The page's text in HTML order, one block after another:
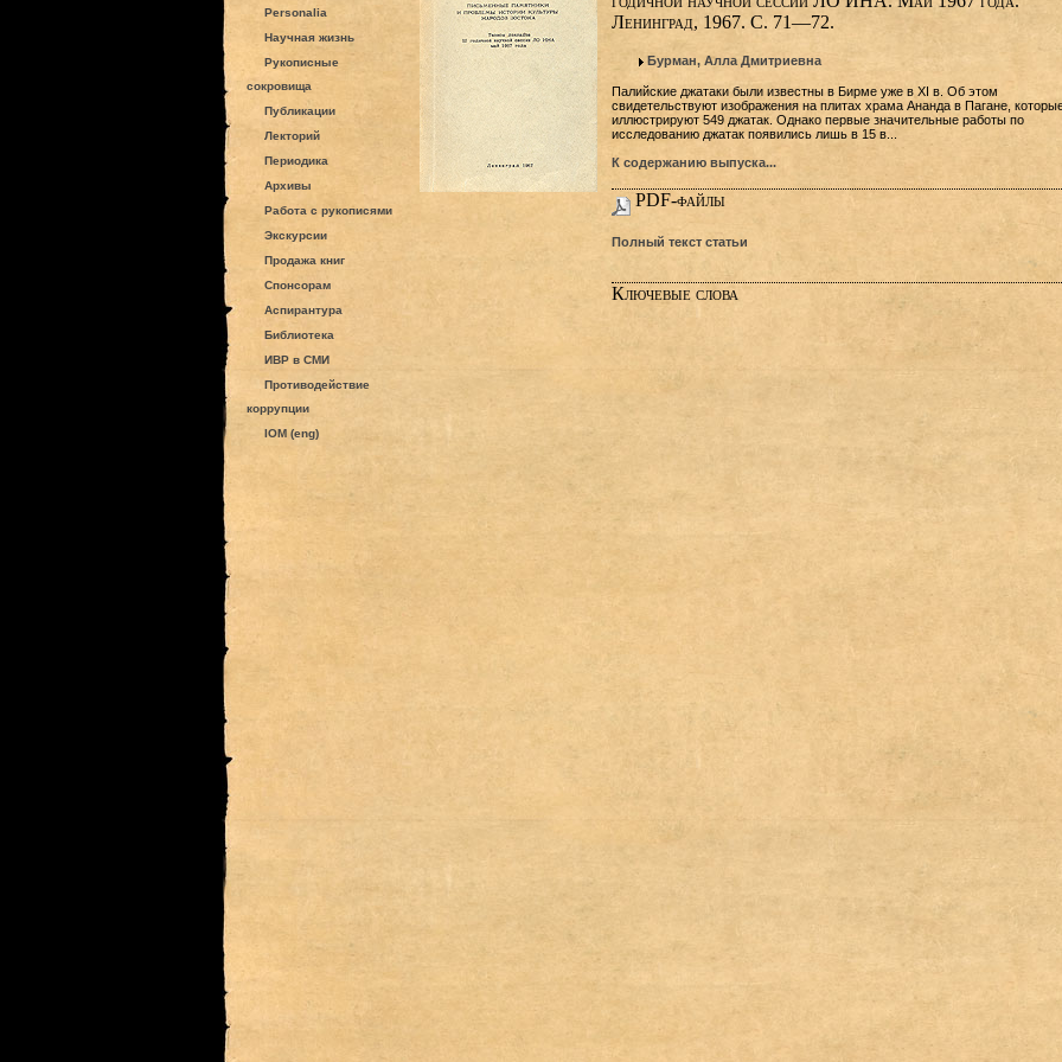
Personalia
Научная жизнь
Рукописные
сокровища
Публикации
Лекторий
Периодика
Архивы
Работа с рукописями
Экскурсии
Продажа книг
Спонсорам
Аспирантура
Библиотека
ИВР в СМИ
Противодействие
коррупции
IOM (eng)
Ленинград, 1967. C. 71—72.
Бурман, Алла Дмитриевна
Палийские джатаки были известны в Бирме уже в XI в. Об этом
свидетельствуют изображения на плитах храма Ананда в Пагане,
иллюстрируют 549 джатак. Однако первые значительные работы по
исследованию джатак появились лишь в 15 в...
К содержанию выпуска...
PDF-файлы
Полный текст статьи
Ключевые слова